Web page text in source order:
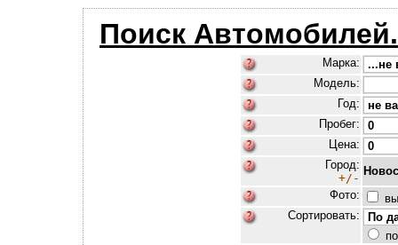
Поиск
Марка:
Модель:
Год:
Пробег:
Цена:
Город:
+/-
Фото:
Сортировать: